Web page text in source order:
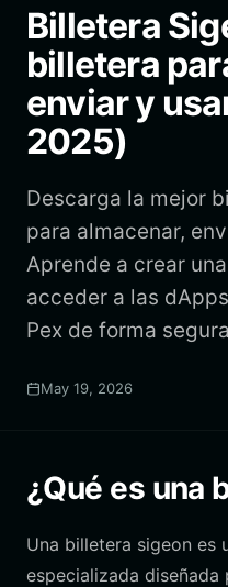
Bahasa Indonesia
ภาษาไทย
Español
Português (Brasil)
Billetera
billetera
enviar y
2025)
Descarga la mejor
para almacenar,
Aprende a crear
acceder a las
Pex de forma
May 19, 2026
¿Qué es una
Una billetera sigeon es
especializada diseñada